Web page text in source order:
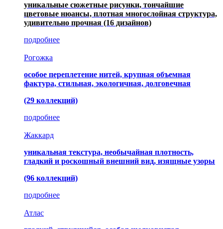
уникальные сюжетные рисунки, тончайшие
цветовые нюансы, плотная многослойная структура,
удивительно прочная (16 дизайнов)
подробнее
Рогожка
особое переплетение нитей, крупная объемная
фактура, стильная, экологичная, долговечная
(29 коллекций)
подробнее
Жаккард
уникальная текстура, необычайная плотность,
гладкий и роскошный внешний вид, изящные узоры
(96 коллекций)
подробнее
Атлас